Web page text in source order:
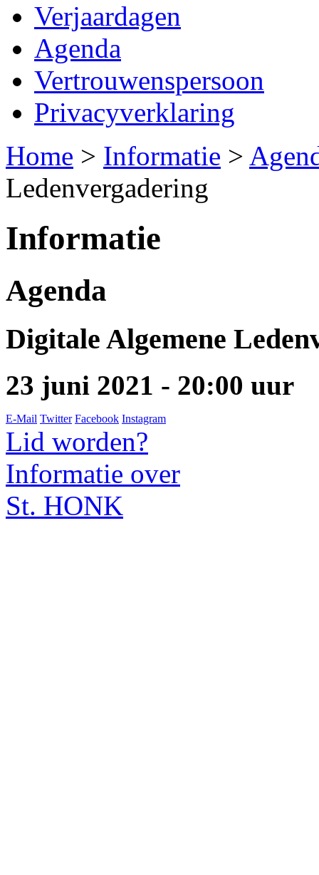
Verjaardagen
Agenda
Vertrouwenspersoon
Privacyverklaring
Home > Informatie >
Ledenvergadering
Informatie
Agenda
Digitale Algemene
23 juni 2021 - 20:00 uur
E-Mail Twitter Facebook Instagram
Lid worden?
Informatie over
St. HONK